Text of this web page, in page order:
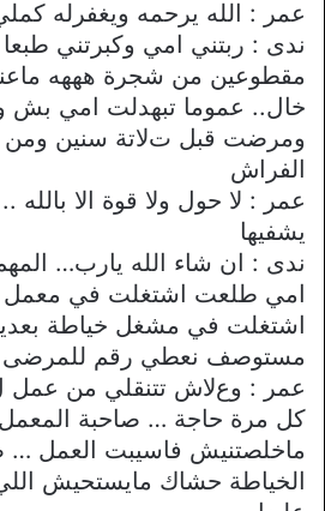
عمر : الله يرحمه ويغفرله
ندى : ربتني امي وكبرتني
مقطوعين من شجرة هههه
خال.. عموما تبهدلت امي بش
ومرضت قبل تﻻتة سنين ومن
الفراش
عمر : ﻻ حول وﻻ قوة اﻻ بالله
يشفيها
ندى : ان شاء الله يارب…
امي طلعت اشتغلت في معمل
اشتغلت في مشغل خياطة
مستوصف نعطي رقم للمرضى
عمر : وعﻻش تتنقلي من
كل مرة حاجة … صاحبة
ماخلصتنيش فاسيبت العمل
الخياطة حشاك مايستحيش